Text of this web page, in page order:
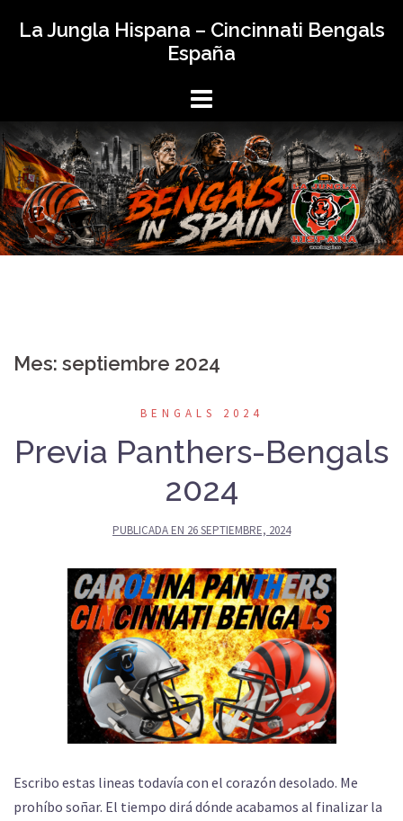
La Jungla Hispana – Cincinnati Bengals
España
Mes: septiembre 2024
BENGALS 2024
Previa Panthers-Bengals
2024
PUBLICADA EN 26 SEPTIEMBRE, 2024
Escribo estas lineas todavía con el corazón desolado. Me
prohíbo soñar. El tiempo dirá dónde acabamos al finalizar la